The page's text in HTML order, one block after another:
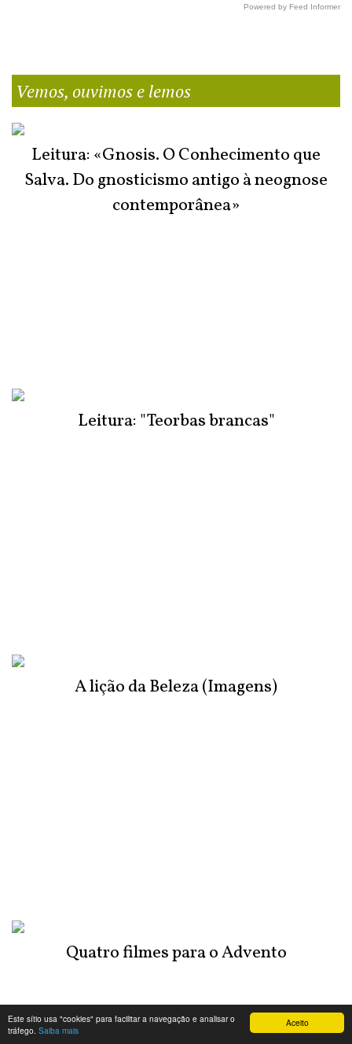
Aceito
Este sítio usa "cookies" para facilitar a navegação e analisar o
tráfego. Saiba mais
Powered by Feed Informer
Vemos, ouvimos e lemos
Leitura: «Gnosis. O Conhecimento que
Salva. Do gnosticismo antigo à neognose
contemporânea»
Leitura: "Teorbas brancas"
A lição da Beleza (Imagens)
Quatro filmes para o Advento